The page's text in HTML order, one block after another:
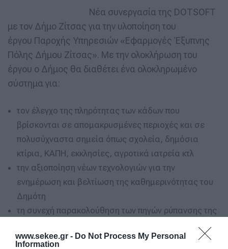
www.sekee.gr - Do Not Process My Personal
Information
Νέα συνεργασία της DOTSOFT
με τον Δήμο Ζίτσας για την υλοποίηση του
έργου Παροχής Υπηρεσιών «Εφαρμογές Έξυπνης
Πόλης Δήμου Ζίτσας». Με την ολοκλήρωση του
έργου ο Δήμος θα διαθέτει ένα ολοκληρωμένο
σύστημα για:
τον έλεγχο της πληρότητας των κάδων που
βρίσκονται σε απομακρυσμένες περιοχές και σε
πολυσύχναστα σημεία όπως σχολεία, δημόσια
κτίρια, ΚΑΠΗ, εκκλησίες, αγροτικά ιατρεία κτλ
την αξιοποίηση νέων τεχνολογιών για την
ενημέρωση και βελτίωση της καθημερινότητας του
Δημότη
τη συνεχή παρακολούθηση των πηγών ρύπανσης της
αισθητήρων ευέλικτων περιβαλλοντικών σταθμών